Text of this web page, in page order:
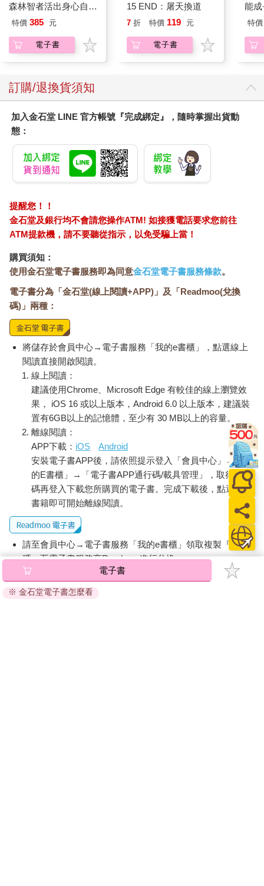
學的費用較低，但對我來說還是負擔沉重。那時，「軍人獎學
金」映入我的眼簾。這個制度適用於預備軍官，多簽四年兵役，
了！於是我申請了軍人獎學金，兵役從兩年延長到六年四個月。
這就是我成為職業軍人的主要契機。我以前認為這是個很好的決
那其實是個悲傷的決定。在我思考夢想之前，財務狀況已經決定
童年時期的各種經驗使然，我非常清楚窮人的心情，也知道自己
該做怎樣的決定。除了這幾件事以外，我還有數不清因為沒錢而
難過的時候，但我全藏在心裡，沒有告訴媽媽。媽媽在這麼窘困
的處境下撫養我們，想必也很難過。光是回想她當時的樣子，我
就會心痛。金錢方面有困擾時，做任何事都沒有主導權。不僅僅
金錢方面沒有困擾，就不會經歷這種事了嗎？自尊心就不會跌到
谷底了嗎？說來殘酷，事實就是如此。如果有錢，不只可以好好
解決問題，還不必擔心這麼多，也不怕自尊心跌到谷底。假使在
無意中冒犯別人，只要真心向對方道歉，給予適當的補償，不需
要想著「這件事不能解決怎麼辦」，弄得自己不知所措，只想鑽
進地洞。
《富爸爸的財富花園》的主角園丁是這麼說的：「克服金錢方面
的困擾，才能專心做其他重要的事情，按照自己的意思過活。」
我們之所以必須了解金錢、掌握一定的財富，就是這個原因。金
錢不單純是價值交換的手段，也是守護自由和自尊的盾牌。金錢
買不到幸福，卻可以阻止不幸。設法克服金錢方面的困擾，為累
積財富全力以赴吧。
▍富人社區有什麼不同
我的辦公室位於富人群居的江南區道谷洞，於是我仔細觀察了附
近住戶的特徵，意外發現他們有幾個共同點。
第一，富人就算在自家附近，也不會穿得邋裡邋遢，比如背心、
領口鬆垮的T恤、睡衣等。或許有人會想：「只是走到家門前的便
利商店，穿這樣有什麼關係？」但我不曾在這裡看過有人這麼
穿，他們的衣著永遠俐落。無關名牌、華服，他們就算穿便宜的
衣服，也會保持整潔，衣服上一點髒污或皺褶都沒有。他們深知
自我管理可以帶給別人信賴感，而信賴感可以將事業推向成功。
第二，注重健康。富人不分年齡、性別，通常都保持不錯的身
材。富人社區裡有很多私人的皮拉提斯、鋼管舞教室與健身房。
我曾和一個朋友聊過這個話題，他是道谷洞某家皮拉提斯中心的
老闆。她說：
「你知道富人最注重的是什麼嗎？錢？不對！他們最注重健康，
森林智者活出身心自由
的溫柔指引
特價 385 元
電子書
15 END：屠天換道
7 折 特價 119 元
電子書
能
我
特價
訂購/退換貨須知
加入金石堂 LINE 官方帳號『完成綁定』，隨時掌握出貨動
態：
提醒您！！
金石堂及銀行均不會請您操作ATM! 如接獲電話要求您前往
ATM提款機，請不要聽從指示，以免受騙上當！
購買須知：
使用金石堂電子書服務即為同意金石堂電子書服務條款。
電子書分為「金石堂(線上閱讀+APP)」及「Readmoo(兌換
碼)」兩種：
將儲存於會員中心→電子書服務「我的e書櫃」，點選線上
閱讀直接開啟閱讀。
線上閱讀：
建議使用Chrome、Microsoft Edge 有較佳的線上瀏覽效
果， iOS 16 或以上版本，Android 6.0 以上版本，建議裝
置有6GB以上的記憶體，至少有 30 MB以上的容量。
離線閱讀：
APP下載： iOS
Android
安裝電子書APP後，請依照提示登入「會員中心」→「我
的E書櫃」→「電子書APP通行碼/載具管理」，取得通行
碼再登入下載您所購買的電子書。完成下載後，點選任一
書籍即可開始離線閱讀。
請至會員中心→電子書服務「我的e書櫃」領取複製『兌換
碼』至電子書服務商Readmoo進行兌換。
退換貨須知：
因版權保護，您在金石堂所購買的電子書僅能以金石堂專屬
電子書
※ 金石堂電子書怎麼看